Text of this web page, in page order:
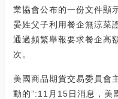
業協會公布的一份文件顯
晏姓父子利用餐企無涼菜
通過頻繁舉報要求餐企高
次。
美國商品期貨交易委員會
動的”:11月15日消息，美